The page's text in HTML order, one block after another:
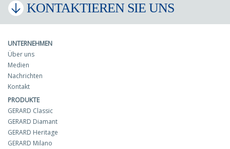
KONTAKTIEREN SIE UNS
UNTERNEHMEN
Über uns
Medien
Nachrichten
Kontakt
PRODUKTE
GERARD Classic
GERARD Diamant
GERARD Heritage
GERARD Milano